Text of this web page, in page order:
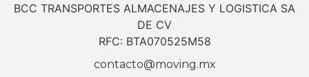
BCC TRANSPORTES ALMACENAJES Y LOGISTICA SA
DE CV
RFC: BTA070525M58
contacto@moving.mx